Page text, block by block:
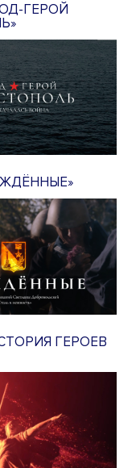
ГЕРОЙ
ГЕРОЕВ